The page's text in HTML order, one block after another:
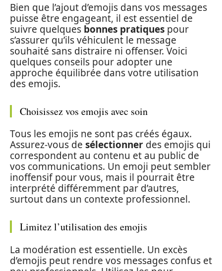
Bien que l’ajout d’emojis dans vos messages
puisse être engageant, il est essentiel de
suivre quelques bonnes pratiques pour
s’assurer qu’ils véhiculent le message
souhaité sans distraire ni offenser. Voici
quelques conseils pour adopter une
approche équilibrée dans votre utilisation
des emojis.
Choisissez vos emojis avec soin
Tous les emojis ne sont pas créés égaux.
Assurez-vous de sélectionner des emojis qui
correspondent au contenu et au public de
vos communications. Un emoji peut sembler
inoffensif pour vous, mais il pourrait être
interprété différemment par d’autres,
surtout dans un contexte professionnel.
Limitez l’utilisation des emojis
La modération est essentielle. Un excès
d’emojis peut rendre vos messages confus et